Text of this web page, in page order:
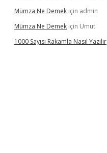
Mümza Ne Demek için admin
Mümza Ne Demek için Umut
1000 Sayısı Rakamla Nasıl Yazılır